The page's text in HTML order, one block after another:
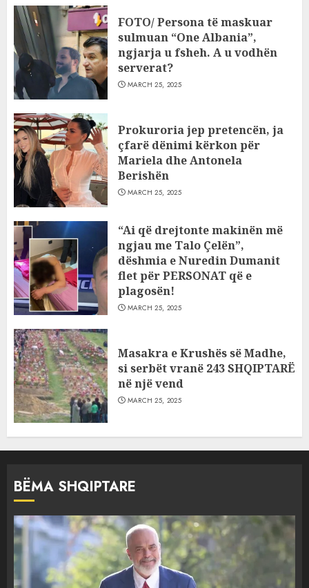
FOTO/ Persona të maskuar
sulmuan “One Albania”,
ngjarja u fsheh. A u vodhën
serverat?
MARCH 25, 2025
Prokuroria jep pretencën, ja
çfarë dënimi kërkon për
Mariela dhe Antonela
Berishën
MARCH 25, 2025
“Ai që drejtonte makinën më
ngjau me Talo Çelën”,
dëshmia e Nuredin Dumanit
flet për PERSONAT që e
plagosën!
MARCH 25, 2025
Masakra e Krushës së Madhe,
si serbët vranë 243 SHQIPTARË
në një vend
MARCH 25, 2025
BËMA SHQIPTARE